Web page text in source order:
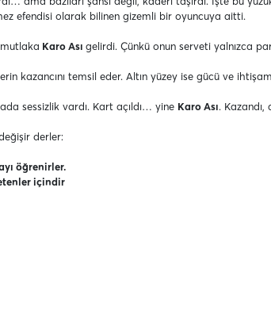
efendisi olarak bilinen gizemli bir oyuncuya aitti.
Karo Asıgelirdi. Çünkü onun serveti yalnızca
kazancını temsil eder. Altın yüzey ise gücü ve
sessizlik vardı. Kart açıldı… yine Karo Ası.
derler:
öğrenirler.
içindir